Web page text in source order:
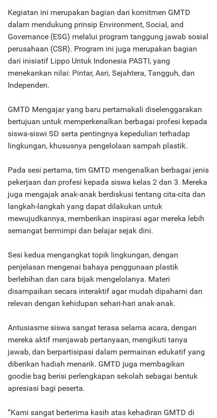
Kegiatan ini merupakan bagian dari komitmen GMTD
dalam mendukung prinsip Environment, Social, and
Governance (ESG) melalui program tanggung jawab sosial
perusahaan (CSR). Program ini juga merupakan bagian
dari inisiatif Lippo Untuk Indonesia PASTI, yang
menekankan nilai: Pintar, Asri, Sejahtera, Tangguh, dan
Independen.
GMTD Mengajar yang baru pertamakali diselenggarakan
bertujuan untuk memperkenalkan berbagai profesi kepada
siswa-siswi SD serta pentingnya kepedulian terhadap
lingkungan, khususnya pengelolaan sampah plastik.
Pada sesi pertama, tim GMTD mengenalkan berbagai jenis
pekerjaan dan profesi kepada siswa kelas 2 dan 3. Mereka
juga mengajak anak-anak berdiskusi tentang cita-cita dan
langkah-langkah yang dapat dilakukan untuk
mewujudkannya, memberikan inspirasi agar mereka lebih
semangat bermimpi dan belajar sejak dini.
Sesi kedua mengangkat topik lingkungan, dengan
penjelasan mengenai bahaya penggunaan plastik
berlebihan dan cara bijak mengelolanya. Materi
disampaikan secara interaktif agar mudah dipahami dan
relevan dengan kehidupan sehari-hari anak-anak.
Antusiasme siswa sangat terasa selama acara, dengan
mereka aktif menjawab pertanyaan, mengikuti tanya
jawab, dan berpartisipasi dalam permainan edukatif yang
diberikan hadiah menarik. GMTD juga membagikan
goodie bag berisi perlengkapan sekolah sebagai bentuk
apresiasi bagi peserta.
“Kami sangat berterima kasih atas kehadiran GMTD di